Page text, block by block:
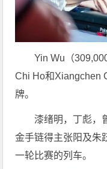
Yin Wu（
Chi Ho和Xiangchen
牌。
漆绪明，丁彪，
金手链得主张阳及朱
一轮比赛的列车。